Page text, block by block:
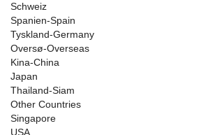
Schweiz
Spanien-Spain
Tyskland-Germany
Oversø-Overseas
Kina-China
Japan
Thailand-Siam
Other Countries
Singapore
USA